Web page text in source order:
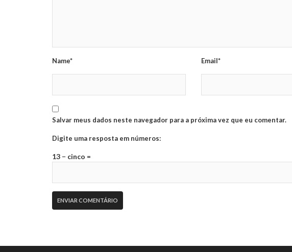
Name* Email*
Salvar meus dados neste navegador para a próxima vez que eu comentar.
Digite uma resposta em números:
13 − cinco =